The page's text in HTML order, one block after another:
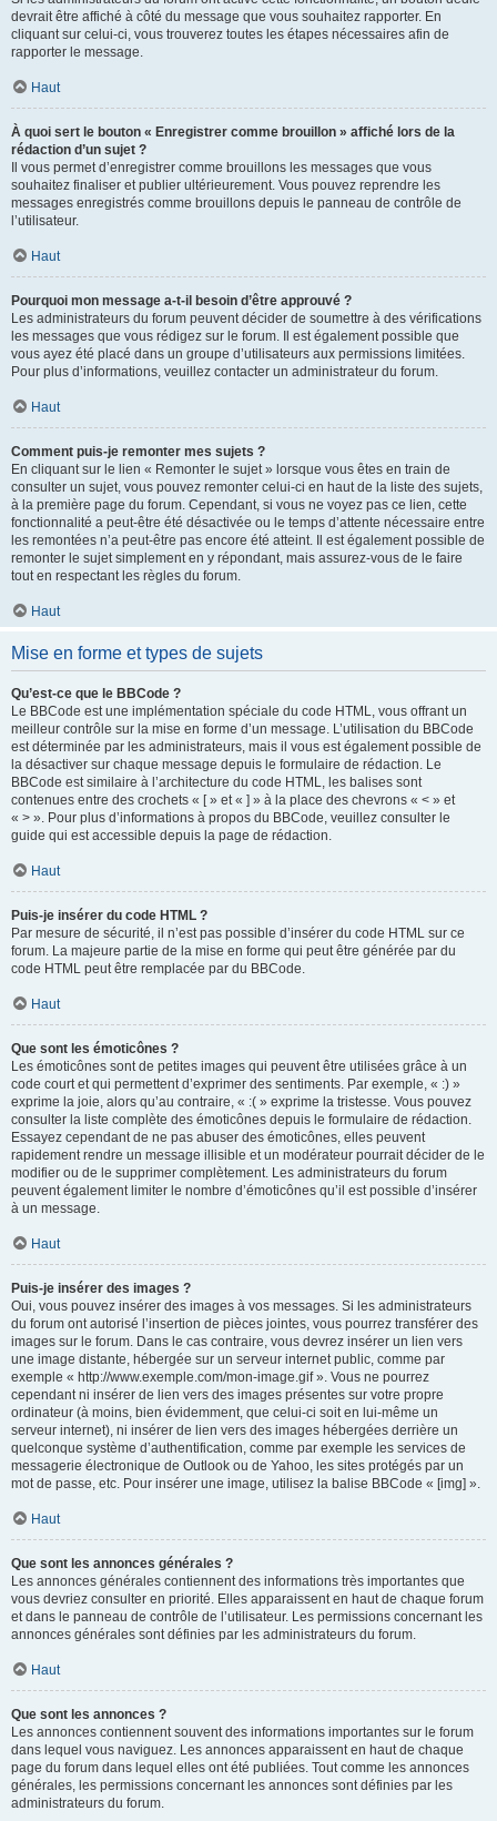
devrait être affiché à côté du message que vous souhaitez rapporter. En
cliquant sur celui-ci, vous trouverez toutes les étapes nécessaires afin de
rapporter le message.
Haut
À quoi sert le bouton « Enregistrer comme brouillon » affiché lors de la
rédaction d’un sujet ?
Il vous permet d’enregistrer comme brouillons les messages que vous
souhaitez finaliser et publier ultérieurement. Vous pouvez reprendre les
messages enregistrés comme brouillons depuis le panneau de contrôle de
l’utilisateur.
Haut
Pourquoi mon message a-t-il besoin d’être approuvé ?
Les administrateurs du forum peuvent décider de soumettre à des vérifications
les messages que vous rédigez sur le forum. Il est également possible que
vous ayez été placé dans un groupe d’utilisateurs aux permissions limitées.
Pour plus d’informations, veuillez contacter un administrateur du forum.
Haut
Comment puis-je remonter mes sujets ?
En cliquant sur le lien « Remonter le sujet » lorsque vous êtes en train de
consulter un sujet, vous pouvez remonter celui-ci en haut de la liste des sujets,
à la première page du forum. Cependant, si vous ne voyez pas ce lien, cette
fonctionnalité a peut-être été désactivée ou le temps d’attente nécessaire entre
les remontées n’a peut-être pas encore été atteint. Il est également possible de
remonter le sujet simplement en y répondant, mais assurez-vous de le faire
tout en respectant les règles du forum.
Haut
Mise en forme et types de sujets
Qu’est-ce que le BBCode ?
Le BBCode est une implémentation spéciale du code HTML, vous offrant un
meilleur contrôle sur la mise en forme d’un message. L’utilisation du BBCode
est déterminée par les administrateurs, mais il vous est également possible de
la désactiver sur chaque message depuis le formulaire de rédaction. Le
BBCode est similaire à l’architecture du code HTML, les balises sont
contenues entre des crochets « [ » et « ] » à la place des chevrons « < » et
« > ». Pour plus d’informations à propos du BBCode, veuillez consulter le
guide qui est accessible depuis la page de rédaction.
Haut
Puis-je insérer du code HTML ?
Par mesure de sécurité, il n’est pas possible d’insérer du code HTML sur ce
forum. La majeure partie de la mise en forme qui peut être générée par du
code HTML peut être remplacée par du BBCode.
Haut
Que sont les émoticônes ?
Les émoticônes sont de petites images qui peuvent être utilisées grâce à un
code court et qui permettent d’exprimer des sentiments. Par exemple, « :) »
exprime la joie, alors qu’au contraire, « :( » exprime la tristesse. Vous pouvez
consulter la liste complète des émoticônes depuis le formulaire de rédaction.
Essayez cependant de ne pas abuser des émoticônes, elles peuvent
rapidement rendre un message illisible et un modérateur pourrait décider de le
modifier ou de le supprimer complètement. Les administrateurs du forum
peuvent également limiter le nombre d’émoticônes qu’il est possible d’insérer
à un message.
Haut
Puis-je insérer des images ?
Oui, vous pouvez insérer des images à vos messages. Si les administrateurs
du forum ont autorisé l’insertion de pièces jointes, vous pourrez transférer des
images sur le forum. Dans le cas contraire, vous devrez insérer un lien vers
une image distante, hébergée sur un serveur internet public, comme par
exemple « http://www.exemple.com/mon-image.gif ». Vous ne pourrez
cependant ni insérer de lien vers des images présentes sur votre propre
ordinateur (à moins, bien évidemment, que celui-ci soit en lui-même un
serveur internet), ni insérer de lien vers des images hébergées derrière un
quelconque système d’authentification, comme par exemple les services de
messagerie électronique de Outlook ou de Yahoo, les sites protégés par un
mot de passe, etc. Pour insérer une image, utilisez la balise BBCode « [img] ».
Haut
Que sont les annonces générales ?
Les annonces générales contiennent des informations très importantes que
vous devriez consulter en priorité. Elles apparaissent en haut de chaque forum
et dans le panneau de contrôle de l’utilisateur. Les permissions concernant les
annonces générales sont définies par les administrateurs du forum.
Haut
Que sont les annonces ?
Les annonces contiennent souvent des informations importantes sur le forum
dans lequel vous naviguez. Les annonces apparaissent en haut de chaque
page du forum dans lequel elles ont été publiées. Tout comme les annonces
générales, les permissions concernant les annonces sont définies par les
administrateurs du forum.